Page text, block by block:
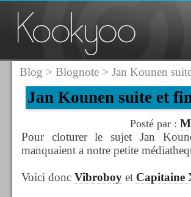
Blog > Blognote> Jan Kounen
Jan Kounen suite et
Posté par :
Pour cloturer le sujet Jan
manquaient a notre petite
Voici donc Vibroboyet Capitaine